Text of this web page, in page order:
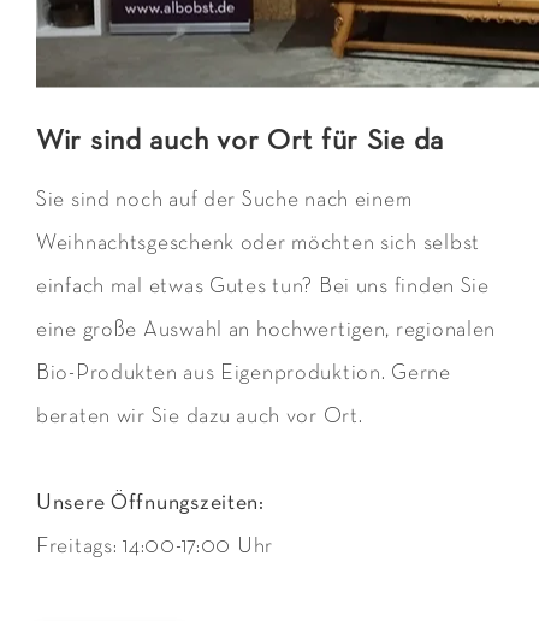
Wir sind auch vor Ort für Sie da
Sie sind noch auf der Suche nach einem
Weihnachtsgeschenk oder möchten sich selbst
einfach mal etwas Gutes tun? Bei uns finden Sie
eine große Auswahl an hochwertigen, regionalen
Bio-Produkten aus Eigenproduktion. Gerne
beraten wir Sie dazu auch vor Ort.
Unsere Öffnungszeiten:
Freitags: 14:00-17:00 Uhr
Wenn Sie diese Website benutzen, werden
verschiedene personenbezogene Daten erhoben.
persönlich identifiziert werden können. Diese
Datenschutzerklärung erläutert, welche Daten wir
erheben und wofür wir sie nutzen. Sie erläutert auch,
wie und zu welchem Zweck das geschieht.
Wir weisen darauf hin, dass die Datenübertragung im
Internet, zum Beispiel bei der Kommunikation per E-
Mail, Sicherheitslücken aufweisen kann.
Hinweis zur verantwortlichen Stelle
Die verantwortliche Stelle für die